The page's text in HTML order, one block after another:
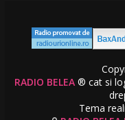
RADIO BELEA® cat si
Tema